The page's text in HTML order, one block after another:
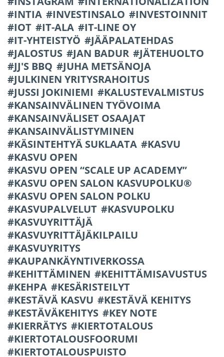
INTIA
INVESTINSALO
INVESTOINNIT
IOT
IT-ALA
IT-LINE OY
IT-YHTEISTYÖ
JÄÄPALATEHDAS
JALOSTUS
JAN BADUR
JÄTEHUOLTO
JJ'S BBQ
JUHA METSÄNOJA
JULKINEN YRITYSRAHOITUS
JUSSI JOKINIEMI
KALUSTEVALMISTUS
KANSAINVÄLINEN TYÖVOIMA
KANSAINVÄLISET OSAAJAT
KANSAINVÄLISTYMINEN
KÄSINTEHTYÄ SUKLAATA
KASVU
KASVU OPEN
KASVU OPEN “SCALE UP ACADEMY”
KASVU OPEN SALON KASVUPOLKU®
KASVU OPEN SALON POLKU
KASVUPALVELUT
KASVUPOLKU
KASVUYRITTÄJÄ
KASVUYRITTÄJÄKILPAILU
KASVUYRITYS
KAUPANKÄYNTIVERKOSSA
KEHITTÄMINEN
KEHITTÄMISAVUSTUS
KEHPA
KESÄRISTEILYT
KESTÄVÄ KASVU
KESTÄVÄ KEHITYS
KESTÄVÄKEHITYS
KEY NOTE
KIERRÄTYS
KIERTOTALOUS
KIERTOTALOUSFOORUMI
KIERTOTALOUSPUISTO